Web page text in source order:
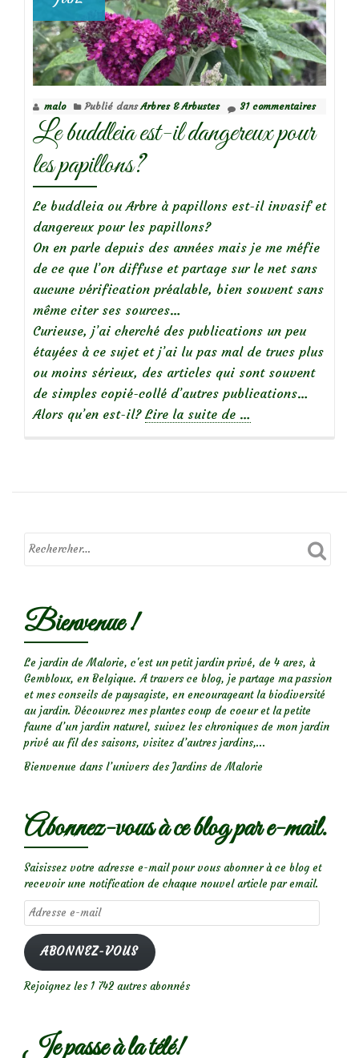
malo Publié dansArbres & Arbustes 31 commentaires
Le buddleia est-il dangereux pour
les papillons?
Le buddleia ou Arbre à papillons est-il invasif et
dangereux pour les papillons?
On en parle depuis des années mais je me méfie
de ce que l’on diffuse et partage sur le net sans
aucune vérification préalable, bien souvent sans
même citer ses sources…
Curieuse, j’ai cherché des publications un peu
étayées à ce sujet et j’ai lu pas mal de trucs plus
ou moins sérieux, des articles qui sont souvent
de simples copié-collé d’autres publications…
Alors qu’en est-il? Lire la suite de
est-
dangereux
…
Bienvenue !
Le jardin de Malorie, c'est un petit jardin privé, de 4 ares, à
Gembloux, en Belgique. A travers ce blog, je partage ma passion
et mes conseils de paysagiste, en encourageant la biodiversité
au jardin. Découvrez mes plantes coup de coeur et la petite
faune d’un jardin naturel, suivez les chroniques de mon jardin
privé au fil des saisons, visitez d’autres jardins,...
Bienvenue dans l’univers des Jardins de Malorie
Abonnez-vous à ce blog par e-mail.
Saisissez votre adresse e-mail pour vous abonner à ce blog et
recevoir une notification de chaque nouvel article par email.
Adresse
e-
mail
ABONNEZ-VOUS
Rejoignez les 1 742 autres abonnés
Je passe à la télé!